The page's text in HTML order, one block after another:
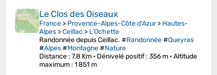
Le Clos des Oiseaux
France > Provence-Alpes-Côte d'Azur> Hautes-
Alpes >Ceillac > L'Ochette
Randonnée depuis Ceillac. #Randonnée#Queyras
#Alpes#Montagne#Nature
Distance : 7,8 Km • Dénivelé positif: 356 m •Altitude
maximum : 1 851 m